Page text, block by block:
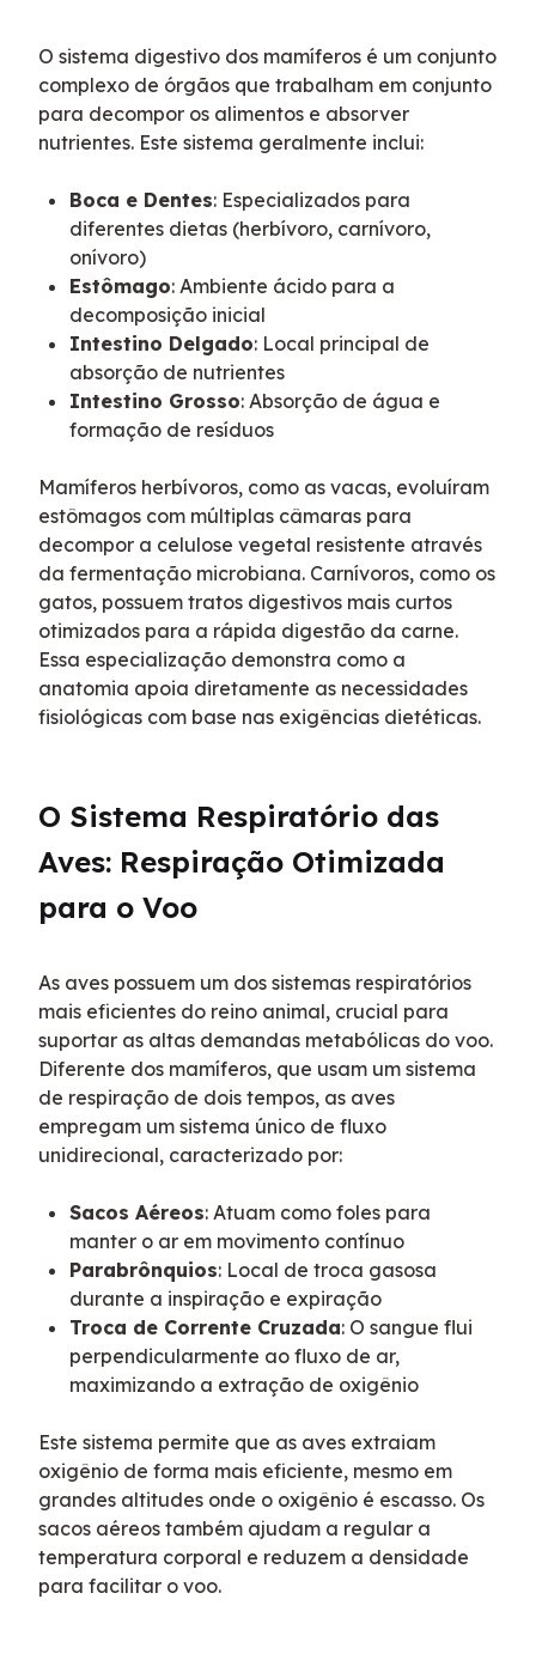
O sistema digestivo dos mamíferos é um conjunto
complexo de órgãos que trabalham em conjunto
para decompor os alimentos e absorver
nutrientes. Este sistema geralmente inclui:
Boca e Dentes: Especializados para
diferentes dietas (herbívoro, carnívoro,
onívoro)
Estômago: Ambiente ácido para a
decomposição inicial
Intestino Delgado: Local principal de
absorção de nutrientes
Intestino Grosso: Absorção de água e
formação de resíduos
Mamíferos herbívoros, como as vacas, evoluíram
estômagos com múltiplas câmaras para
decompor a celulose vegetal resistente através
da fermentação microbiana. Carnívoros, como os
gatos, possuem tratos digestivos mais curtos
otimizados para a rápida digestão da carne.
Essa especialização demonstra como a
anatomia apoia diretamente as necessidades
fisiológicas com base nas exigências dietéticas.
O Sistema Respiratório das
Aves: Respiração Otimizada
para o Voo
As aves possuem um dos sistemas respiratórios
mais eficientes do reino animal, crucial para
suportar as altas demandas metabólicas do voo.
Diferente dos mamíferos, que usam um sistema
de respiração de dois tempos, as aves
empregam um sistema único de fluxo
unidirecional, caracterizado por:
Sacos Aéreos: Atuam como foles para
manter o ar em movimento contínuo
Parabrônquios: Local de troca gasosa
durante a inspiração e expiração
Troca de Corrente Cruzada: O sangue flui
perpendicularmente ao fluxo de ar,
maximizando a extração de oxigênio
Este sistema permite que as aves extraiam
oxigênio de forma mais eficiente, mesmo em
grandes altitudes onde o oxigênio é escasso. Os
sacos aéreos também ajudam a regular a
temperatura corporal e reduzem a densidade
para facilitar o voo.